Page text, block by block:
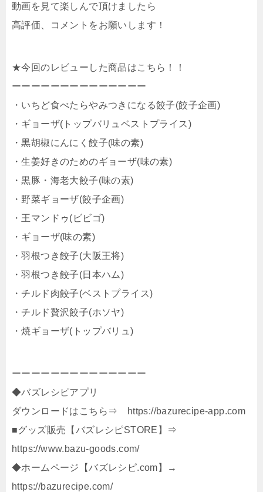
動画を見て楽しんで頂けましたら
高評価、コメントをお願いします！
★今回のレビューした商品はこちら！！
ーーーーーーーーーーーーーー
・いちど食べたらやみつきになる餃子(餃子企画)
・ギョーザ(トップバリュベストプライス)
・黒胡椒にんにく餃子(味の素)
・生姜好きのためのギョーザ(味の素)
・黒豚・海老大餃子(味の素)
・野菜ギョーザ(餃子企画)
・王マンドゥ(ビビゴ)
・ギョーザ(味の素)
・羽根つき餃子(大阪王将)
・羽根つき餃子(日本ハム)
・チルド肉餃子(ベストプライス)
・チルド贅沢餃子(ホソヤ)
・焼ギョーザ(トップバリュ)
ーーーーーーーーーーーーーー
◆バズレシピアプリ
ダウンロードはこちら⇒ https://bazurecipe-app.com
■グッズ販売【バズレシピSTORE】⇒
https://www.bazu-goods.com/
◆ホームページ【バズレシピ.com】→
https://bazurecipe.com/